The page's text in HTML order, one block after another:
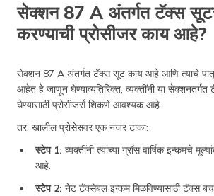
सेक्शन 87 A अंतर्गत टॅक्स
करण्याची प्रोसीजर काय आहे?
सेक्शन 87 A अंतर्गत टॅक्स सूट काय आहे आणि त्याचे
आहेत हे जाणून घेण्याव्यतिरिक्त, व्यक्तींनी या
घेण्यासाठी प्रोसीजर्स शिकणे आवश्यक आहे.
तर, खालील प्रोसेसवर एक नजर टाका:
स्टेप 1: व्यक्तींनी त्यांच्या ग्रॉस वार्षिक इन्कमचे
आहे.
स्टेप 2: नेट टॅक्सेबल इन्कम मिळविण्यासाठी टॅक्स